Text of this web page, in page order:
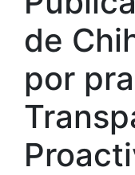
de
por